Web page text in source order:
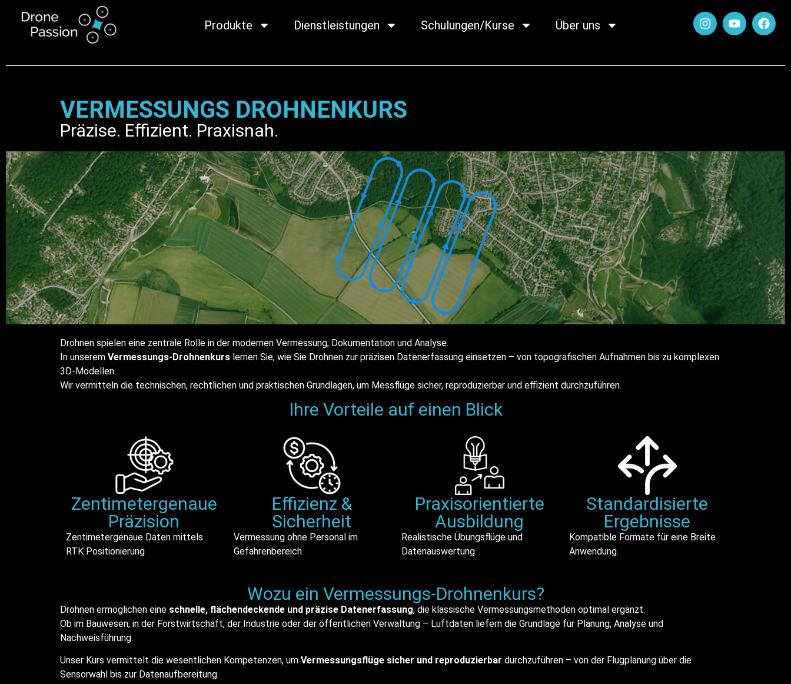
Produkte Dienstleistungen Schulungen/Kurse Über uns
VERMESSUNGS DROHNENKURS
Präzise. Effizient. Praxisnah.
Drohnen spielen eine zentrale Rolle in der modernen Vermessung, Dokumentation und Analyse.
In unserem Vermessungs-Drohnenkurs lernen Sie, wie Sie Drohnen zur präzisen Datenerfassung einsetzen – von topografischen Aufnahmen bis zu komplexen
3D-Modellen.
Wir vermitteln die technischen, rechtlichen und praktischen Grundlagen, um Messflüge sicher, reproduzierbar und effizient durchzuführen.
Ihre Vorteile auf einen Blick
Zentimetergenaue
Präzision
Zentimetergenaue Daten mittels
RTK Positionierung
Effizienz &
Sicherheit
Vermessung ohne Personal im
Gefahrenbereich.
Praxisorientierte
Ausbildung
Realistische Übungsflüge und
Datenauswertung.
Standardisierte
Ergebnisse
Kompatible Formate für eine Breite
Anwendung.
Wozu ein Vermessungs-Drohnenkurs?
Drohnen ermöglichen eine schnelle, flächendeckende und präzise Datenerfassung, die klassische Vermessungsmethoden optimal ergänzt.
Ob im Bauwesen, in der Forstwirtschaft, der Industrie oder der öffentlichen Verwaltung – Luftdaten liefern die Grundlage für Planung, Analyse und
Nachweisführung.
Unser Kurs vermittelt die wesentlichen Kompetenzen, um Vermessungsflüge sicher und reproduzierbar durchzuführen – von der Flugplanung über die
Sensorwahl bis zur Datenaufbereitung.